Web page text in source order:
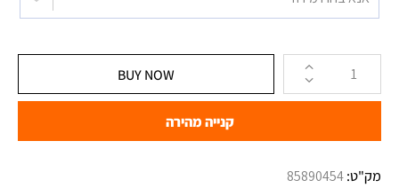
BUY NOW
קנייה מהירה
מק"ט:85890454